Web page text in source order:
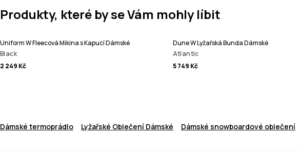
Produkty, které by se Vám mohly líbit
Uniform W Fleecová Mikina s Kapucí Dámské
Black
2 249 Kč
Dune W Lyžařská Bunda Dámské
Atlantic
5 749 Kč
Dámské termoprádlo Lyžařské Oblečení Dámské Dámské snowboardové oblečení